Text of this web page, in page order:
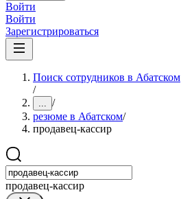
Войти
Войти
Зарегистрироваться
Поиск сотрудников в Абатском
/
... /
резюме в Абатском/
продавец-кассир
продавец-кассир